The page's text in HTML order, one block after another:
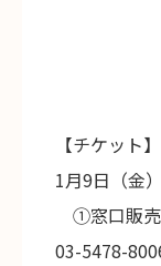
【チケット】
1月9日（
①窓口販
03-5478-